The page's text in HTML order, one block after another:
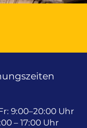
9:00–20:00 Uhr
– 17:00 Uhr